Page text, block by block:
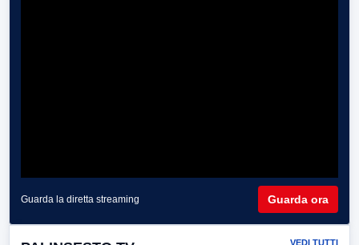
Guarda la diretta streaming Guarda ora
VEDI TUTTI